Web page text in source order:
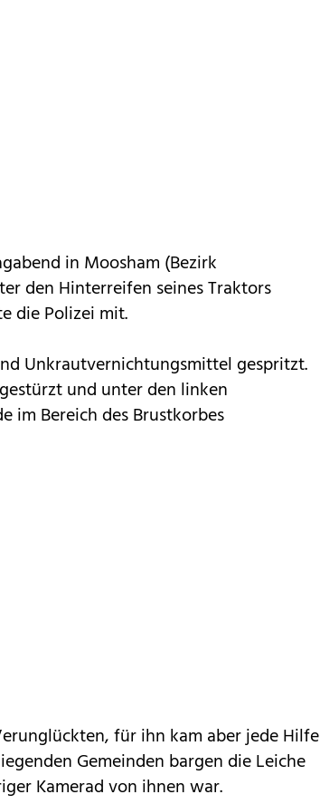
in Moosham (Bezirk
den Hinterreifen seines Traktors
die Polizei mit.
Unkrautvernichtungsmittel gespritzt.
und unter den linken
im Bereich des Brustkorbes
für ihn kam aber jede Hilfe
Gemeinden bargen die Leiche
Kamerad von ihnen war.